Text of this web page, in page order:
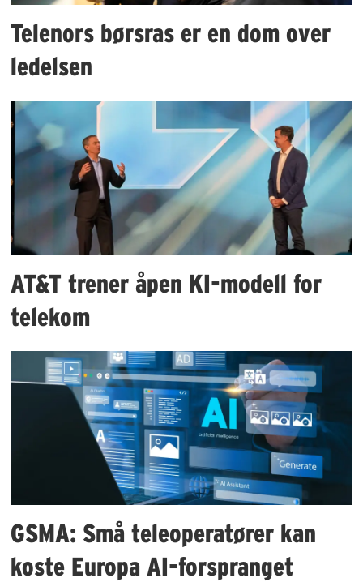
Telenors børsras er en dom over
ledelsen
AT&T trener åpen KI-modell for
telekom
GSMA: Små teleoperatører kan
koste Europa AI-forspranget